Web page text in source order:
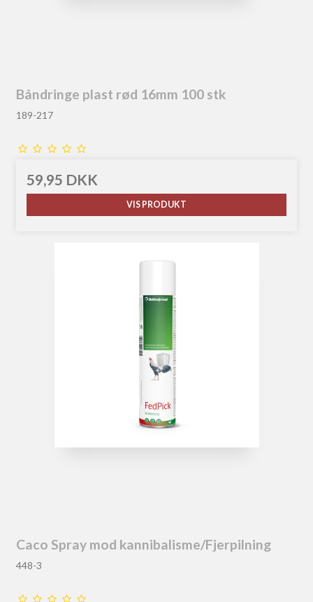
Båndringe plast rød 16mm 100 stk
189-217
59,95 DKK
VIS PRODUKT
Caco Spray mod kannibalisme/Fjerpilning
448-3